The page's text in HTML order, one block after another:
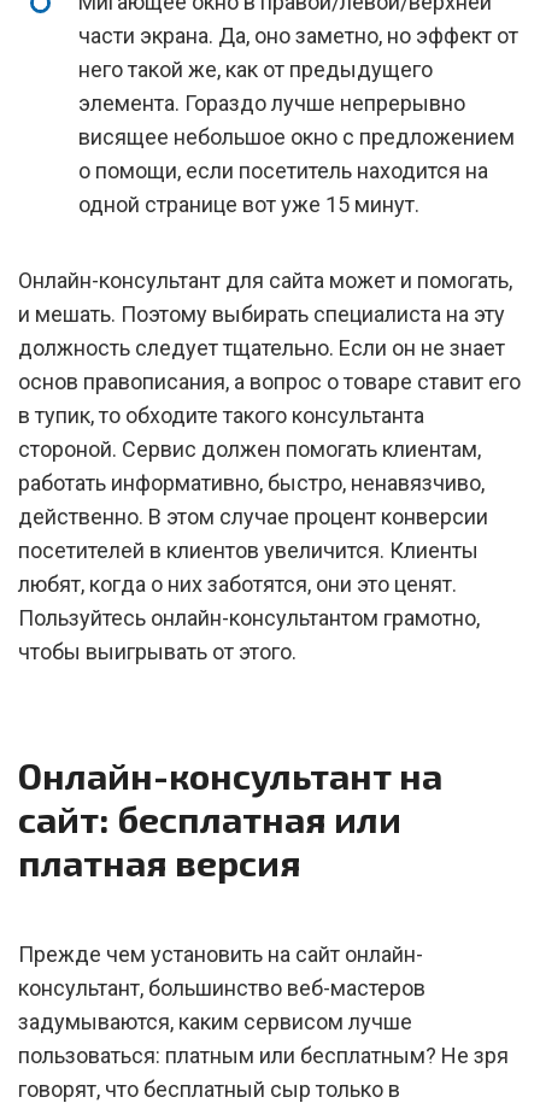
части экрана. Да, оно заметно, но эффект от
него такой же, как от предыдущего
элемента. Гораздо лучше непрерывно
висящее небольшое окно с предложением
о помощи, если посетитель находится на
одной странице вот уже 15 минут.
Онлайн-консультант для сайта может и помогать,
и мешать. Поэтому выбирать специалиста на эту
должность следует тщательно. Если он не знает
основ правописания, а вопрос о товаре ставит его
в тупик, то обходите такого консультанта
стороной. Сервис должен помогать клиентам,
работать информативно, быстро, ненавязчиво,
действенно. В этом случае процент конверсии
посетителей в клиентов увеличится. Клиенты
любят, когда о них заботятся, они это ценят.
Пользуйтесь онлайн-консультантом грамотно,
чтобы выигрывать от этого.
Онлайн-консультант на
сайт: бесплатная или
платная версия
Прежде чем установить на сайт онлайн-
консультант, большинство веб-мастеров
задумываются, каким сервисом лучше
пользоваться: платным или бесплатным? Не зря
говорят, что бесплатный сыр только в